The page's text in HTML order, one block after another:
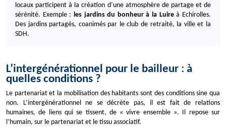
locaux participent à la création d’une atmosphère de partage et de
sérénité. Exemple :
les jardins du bonheur à la Luireà Echirolles.
Des jardins partagés, coanimés par le club de retraité, la ville et la
SDH.
L’intergénérationnel pour le bailleur : à
quelles conditions ?
Le partenariat et la mobilisation des habitants sont des conditions sine qua
non. L’intergénérationnel ne se décrète pas, il est fait de relations
humaines, de liens qui se tissent, de « vivre ensemble ». Il repose sur
l’humain, sur le partenariat et le tissu associatif.